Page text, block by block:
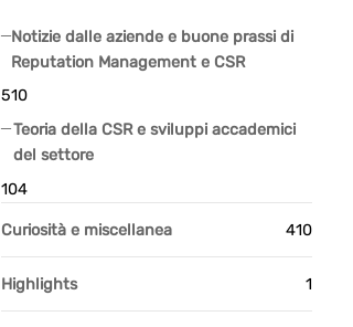
Notizie dalle aziende e buone prassi di
Reputation Management e CSR
510
Teoria della CSR e sviluppi accademici
del settore
104
Curiosità e miscellanea 410
Highlights 1